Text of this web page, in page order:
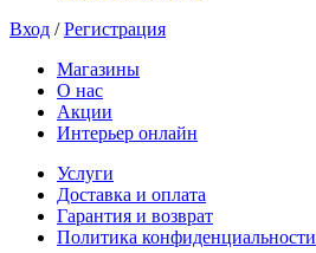
Вход /Регистрация
Магазины
О нас
Акции
Интерьер онлайн
Услуги
Доставка и оплата
Гарантия и возврат
Политика конфиденциальности